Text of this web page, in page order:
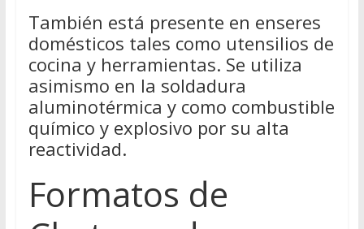
También está presente en enseres
domésticos tales como utensilios de
cocina y herramientas. Se utiliza
asimismo en la soldadura
aluminotérmica y como combustible
químico y explosivo por su alta
reactividad.
Formatos de